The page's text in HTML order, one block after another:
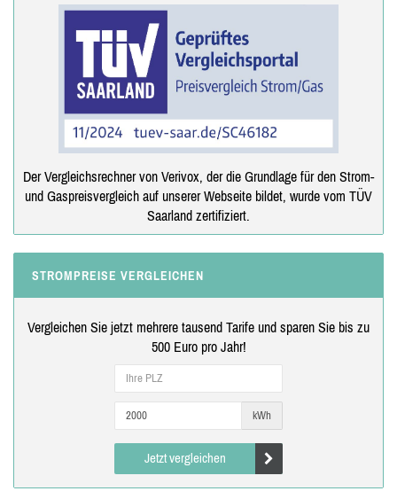
Der Vergleichsrechner von Verivox, der die Grundlage für den Strom-
und Gaspreisvergleich auf unserer Webseite bildet, wurde vom TÜV
Saarland zertifiziert.
STROMPREISE VERGLEICHEN
Vergleichen Sie jetzt mehrere tausend Tarife und sparen Sie bis zu
500 Euro pro Jahr!
kWh
Jetzt vergleichen